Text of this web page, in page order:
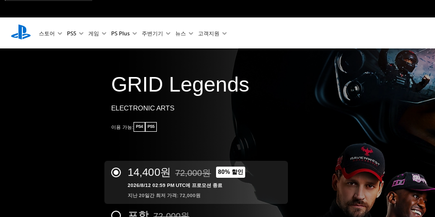
스토어 PS5 게임 PS Plus 주변기기 뉴스 고객지원
GRID Legends
ELECTRONIC ARTS
이용 가능: PS4 PS5
14,400원 72,000원의 원래 가격에서 할인됨
72,000원 80% 할인
2026/8/12 02:59 PM UTC에 프로모션 종료
지난 20일간 최저 가격: 72,000원